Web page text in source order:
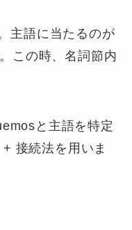
主語に当たるのが
この時、名詞節内
と主語を特定
接続法を用いま